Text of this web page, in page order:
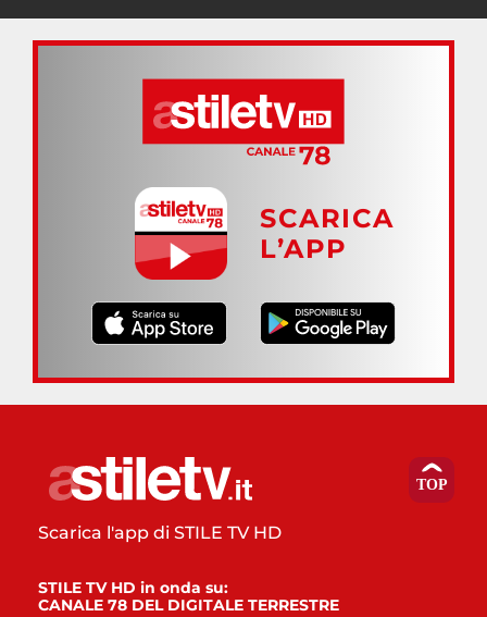
SCARICA
L’APP
Scarica l'app di STILE TV HD
STILE TV HD in onda su:
CANALE 78 DEL DIGITALE TERRESTRE